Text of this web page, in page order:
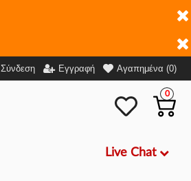
Σύνδεση Εγγραφή Αγαπημένα (0)
0
Live Chat